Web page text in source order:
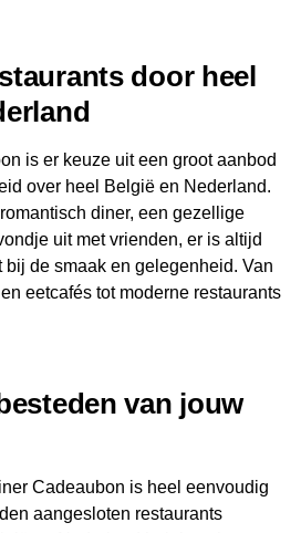
locatie kiezen die past bij de
Zo geeft de Diner Cadeaubon niet
een gezellig moment om
door heel
is er keuze uit een groot aanbod
over heel België en Nederland.
diner, een gezellige
uit met vrienden, er is altijd
bij de smaak en gelegenheid. Van
eetcafés tot moderne restaurants
er is voor ieder wat wils.
Antwerpen, Gent of Brugge.
en wanneer er wordt genoten
Zo is de Diner Cadeaubon
een bijzondere belevenis.
van jouw
Cadeaubon is heel eenvoudig
aangesloten restaurants